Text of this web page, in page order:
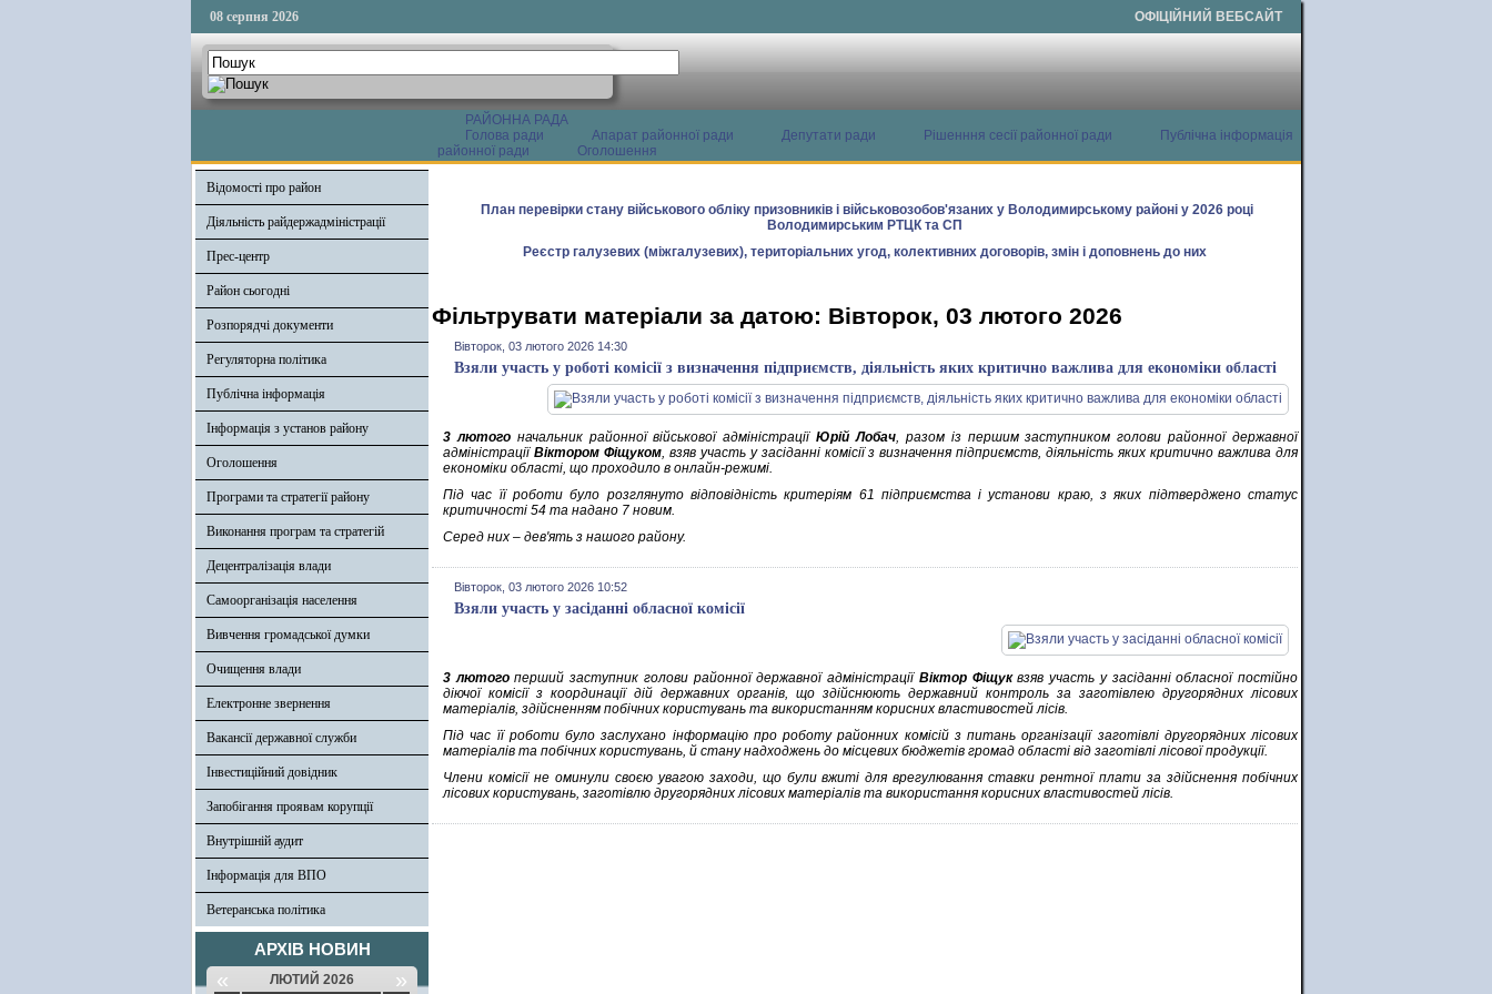
08 серпня 2026 ОФІЦІЙНИЙ ВЕБСАЙТ
РАЙОННА РАДА
Голова ради
Апарат районної ради Депутати ради Рішенння сесії районної ради
Публічна інформація
районної ради
Оголошення
Відомості про район
Діяльність райдержадміністрації
Прес-центр
Район сьогодні
Розпорядчі документи
Регуляторна політика
Публічна інформація
Інформація з установ району
Оголошення
Програми та стратегії району
Виконання програм та стратегій
Децентралізація влади
Самоорганізація населення
Вивчення громадської думки
Очищення влади
Електронне звернення
Вакансії державної служби
Інвестиційний довідник
Запобігання проявам корупції
Внутрішній аудит
Інформація для ВПО
Ветеранська політика
АРХІВ НОВИН
« ЛЮТИЙ 2026 »
План перевірки стану військового обліку призовників і військовозобов'язаних у Володимирському районі у 2026 році
Володимирським РТЦК та СП
Реєстр галузевих (міжгалузевих), територіальних угод, колективних договорів, змін і доповнень до них
Фільтрувати матеріали за датою: Вівторок, 03 лютого 2026
Вівторок, 03 лютого 2026 14:30
Взяли участь у роботі комісії з визначення підприємств, діяльність яких критично важлива для економіки області
3 лютогоначальник районної військової адміністраціїЮрій Лобач, разом із першим заступником голови районної державної
адміністрації Віктором Фіщуком, взяв участь у засіданні комісії з визначення підприємств, діяльність яких критично важлива для
економіки області, що проходило в онлайн-режимі.
Під час її роботи було розглянуто відповідність критеріям 61 підприємства і установи краю, з яких підтверджено статус
критичності 54 та надано 7 новим.
Серед них – дев'ять з нашого району.
Вівторок, 03 лютого 2026 10:52
Взяли участь у засіданні обласної комісії
3 лютогоперший заступник голови районної державної адміністрації Віктор Фіщуквзяв участь у засіданні обласної постійно
діючої комісії з координації дій державних органів, що здійснюють державний контроль за заготівлею другорядних лісових
матеріалів, здійсненням побічних користувань та використанням корисних властивостей лісів.
Під час її роботи було заслухано інформацію про роботу районних комісій з питань організації заготівлі другорядних лісових
матеріалів та побічних користувань, й стану надходжень до місцевих бюджетів громад області від заготівлі лісової продукції.
Члени комісії не оминули своєю увагою заходи, що були вжиті для врегулювання ставки рентної плати за здійснення побічних
лісових користувань, заготівлю другорядних лісових матеріалів та використання корисних властивостей лісів.